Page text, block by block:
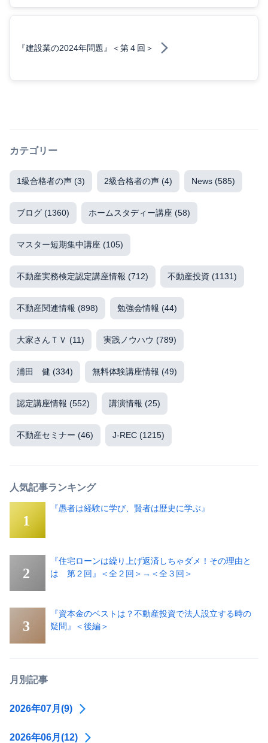
『建設業の2024年問題』＜第４回＞
カテゴリー
1級合格者の声 (3) 2級合格者の声 (4) News (585)
ブログ (1360) ホームスタディー講座 (58)
マスター短期集中講座 (105)
不動産実務検定認定講座情報 (712) 不動産投資 (1131)
不動産関連情報 (898) 勉強会情報 (44)
大家さんＴＶ (11) 実践ノウハウ (789)
浦田 健 (334) 無料体験講座情報 (49)
認定講座情報 (552) 講演情報 (25)
不動産セミナー (46) J-REC (1215)
人気記事ランキング
『愚者は経験に学び、賢者は歴史に学ぶ』
『住宅ローンは繰り上げ返済しちゃダメ！その理由と
は 第２回』＜全２回＞→＜全３回＞
『資本金のベストは？不動産投資で法人設立する時の
疑問』＜後編＞
月別記事
2026年07月(9)
2026年06月(12)